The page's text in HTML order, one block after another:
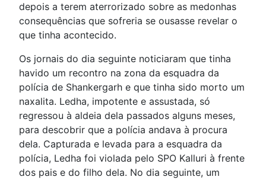
depois a terem aterrorizado sobre as medonhas
consequências que sofreria se ousasse revelar o
que tinha acontecido.
Os jornais do dia seguinte noticiaram que tinha
havido um recontro na zona da esquadra da
polícia de Shankergarh e que tinha sido morto um
naxalita. Ledha, impotente e assustada, só
regressou à aldeia dela passados alguns meses,
para descobrir que a polícia andava à procura
dela. Capturada e levada para a esquadra da
polícia, Ledha foi violada pelo SPO Kalluri à frente
dos pais e do filho dela. No dia seguinte, um